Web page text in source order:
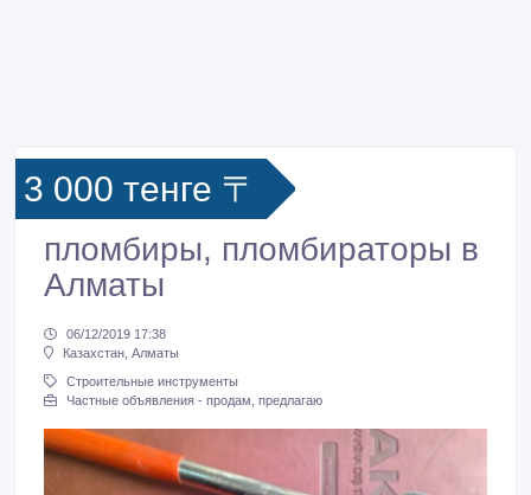
3 000 тенге 〒
пломбиры, пломбираторы в
Алматы
06/12/2019 17:38
Казахстан, Алматы
Строительные инструменты
Частные объявления - продам, предлагаю